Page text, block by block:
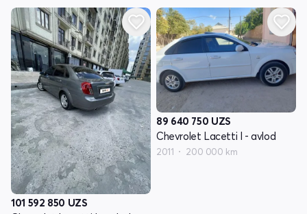
101 592 850 UZS
89 640 750 UZS
Chevrolet Lacetti I - avlod
2011 200 000 km